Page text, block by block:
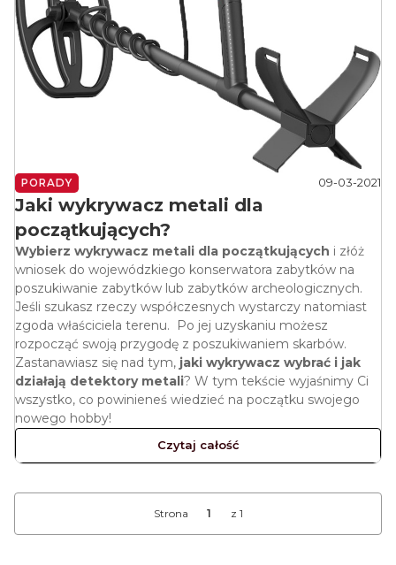
PORADY 09-03-2021
Jaki wykrywacz metali dla
początkujących?
Wybierz wykrywacz metali dla początkujących i złóż
wniosek do wojewódzkiego konserwatora zabytków na
poszukiwanie zabytków lub zabytków archeologicznych.
Jeśli szukasz rzeczy współczesnych wystarczy natomiast
zgoda właściciela terenu. Po jej uzyskaniu możesz
rozpocząć swoją przygodę z poszukiwaniem skarbów.
Zastanawiasz się nad tym, jaki wykrywacz wybrać i jak
działają detektory metali? W tym tekście wyjaśnimy Ci
wszystko, co powinieneś wiedzieć na początku swojego
nowego hobby!
Czytaj całość
Strona z 1